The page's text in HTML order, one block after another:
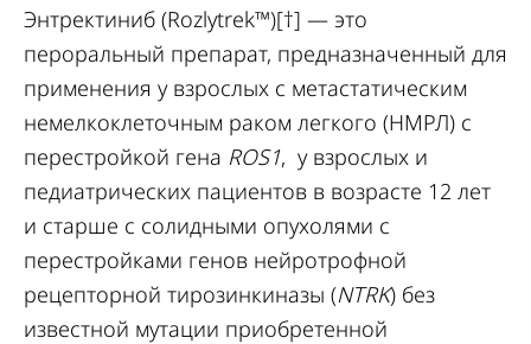
Энтректиниб (Rozlytrek™)[†] — это
пероральный препарат, предназначенный для
применения у взрослых с метастатическим
немелкоклеточным раком легкого (НМРЛ) с
перестройкой гена ROS1, у взрослых и
педиатрических пациентов в возрасте 12 лет
и старше с солидными опухолями с
перестройками генов нейротрофной
рецепторной тирозинкиназы (NTRK) без
известной мутации приобретенной